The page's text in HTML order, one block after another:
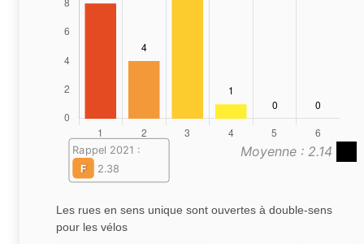
Moyenne : 2.14
Rappel 2021 :
F
2.38
Les rues en sens unique sont ouvertes à double-sens
pour les vélos